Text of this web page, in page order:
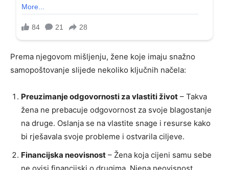
Prema njegovom mišljenju, žene koje imaju snažno
samopoštovanje slijede nekoliko ključnih načela:
Preuzimanje odgovornosti za vlastiti život – Takva
žena ne prebacuje odgovornost za svoje blagostanje
na druge. Oslanja se na vlastite snage i resurse kako
bi rješavala svoje probleme i ostvarila ciljeve.
Financijska neovisnost – Žena koja cijeni samu sebe